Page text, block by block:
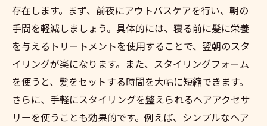
存在します。まず、前夜にアウトバスケアを行い、朝の
手間を軽減しましょう。具体的には、寝る前に髪に栄養
を与えるトリートメントを使用することで、翌朝のスタ
イリングが楽になります。また、スタイリングフォーム
を使うと、髪をセットする時間を大幅に短縮できます。
さらに、手軽にスタイリングを整えられるヘアアクセサ
リーを使うことも効果的です。例えば、シンプルなヘア